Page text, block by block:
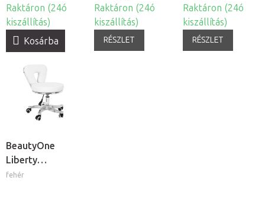
Raktáron (24ó
kiszállítás)
Kosárba
Raktáron (24ó
kiszállítás)
RÉSZLET
Raktáron (24ó
kiszállítás)
RÉSZLET
BeautyOne
Liberty
háttámlás
fehér